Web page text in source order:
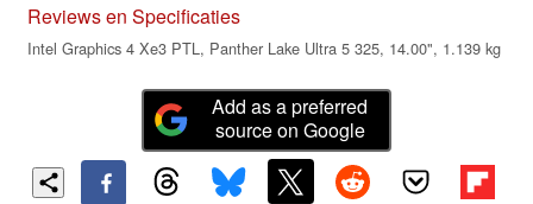
Reviews en Specificaties
Intel Graphics 4 Xe3 PTL, Panther Lake Ultra 5 325, 14.00", 1.139 kg
Add as a preferred
source on Google